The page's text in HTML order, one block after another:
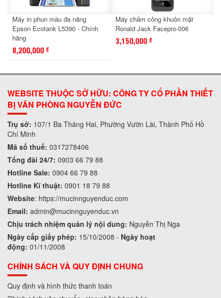
Máy in phun màu đa năng
Epson Ecotank L5390 - Chính
hãng
8,200,000 đ
Máy chấm công khuôn mặt
Ronald Jack Facepro-006
3,150,000 đ
WEBSITE THUỘC SỞ HỮU: CÔNG TY CỔ PHẦN THIẾT
BỊ VĂN PHÒNG NGUYỄN ĐỨC
Trụ sở: 107/1 Ba Tháng Hai, Phường Vườn Lài, Thành Phố Hồ
Chí Minh
Mã số thuế: 0317278406
Tổng đài 24/7: 0903 66 79 88
Hotline Sale: 0904 66 79 88
Hotline Kĩ thuật: 0901 18 79 88
Website: https://mucinnguyenduc.com
Email: admin@mucinnguyenduc.vn
Chịu trách nhiệm quản lý nội dung: Nguyễn Thị Nga
Ngày cấp giấy phép: 15/10/2008 - Ngày hoạt
động: 01/11/2008
CHÍNH SÁCH VÀ QUY ĐỊNH CHUNG
Quy định và hình thức thanh toán